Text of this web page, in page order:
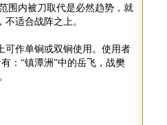
围内被刀取代是必然趋势，就
不适合战阵之上。
可作单锏或双锏使用。使用者
： “镇潭洲”中的岳飞，战樊